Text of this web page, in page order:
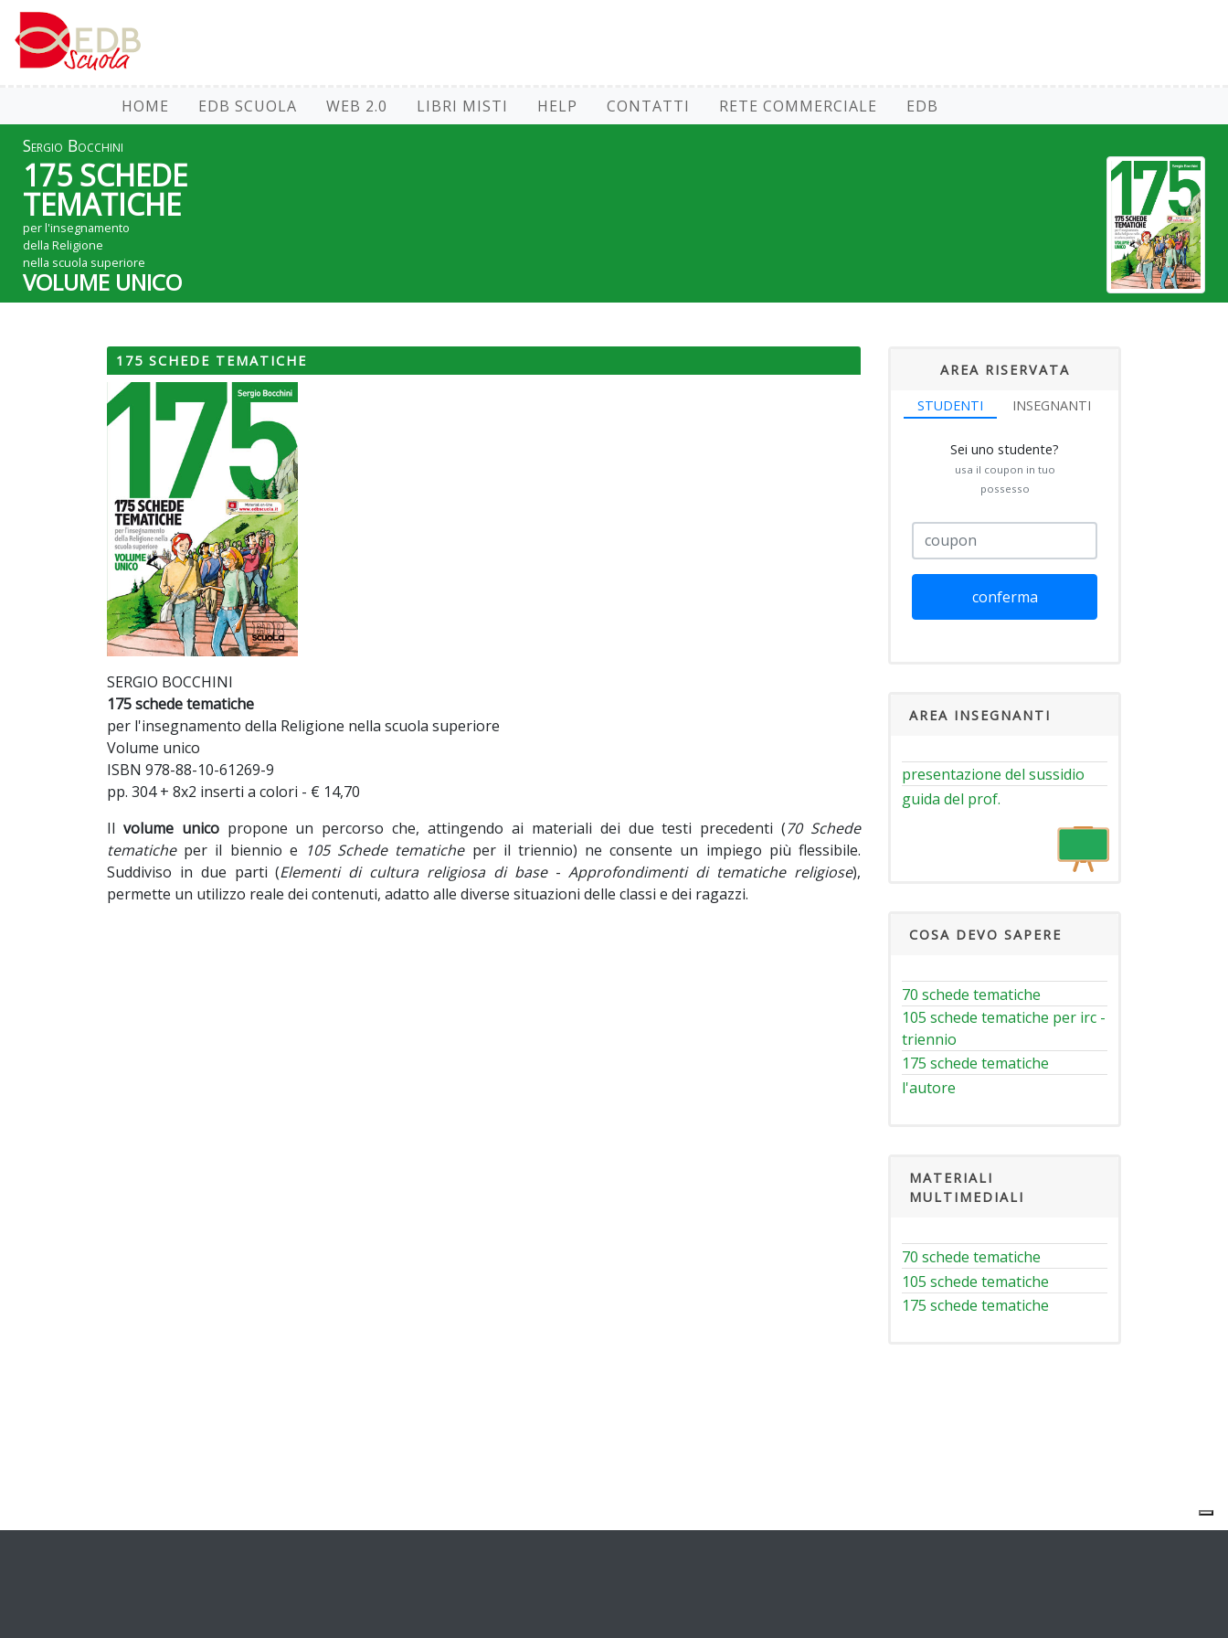
HOME EDB SCUOLA WEB 2.0 LIBRI MISTI HELP CONTATTI RETE COMMERCIALE EDB
Sergio Bocchini
175 SCHEDE
TEMATICHE
per l'insegnamento
della Religione
nella scuola superiore
VOLUME UNICO
175 SCHEDE TEMATICHE
SERGIO BOCCHINI
175 schede tematiche
per l'insegnamento della Religione nella scuola superiore
Volume unico
ISBN 978-88-10-61269-9
pp. 304 + 8x2 inserti a colori - € 14,70
Il volume unicopropone un percorso che, attingendo ai materiali dei due testi precedenti (70 Schede
tematicheper il biennio e 105 Schede tematicheper il triennio) ne consente un impiego più flessibile.
Suddiviso in due parti (Elementi di cultura religiosa di base-Approfondimenti di tematiche religiose),
permette un utilizzo reale dei contenuti, adatto alle diverse situazioni delle classi e dei ragazzi.
AREA RISERVATA
STUDENTI INSEGNANTI
Sei uno studente?
usa il coupon in tuo
possesso
conferma
AREA INSEGNANTI
presentazione del sussidio
guida del prof.
COSA DEVO SAPERE
70 schede tematiche
105 schede tematiche per irc -
triennio
175 schede tematiche
l'autore
MATERIALI
MULTIMEDIALI
70 schede tematiche
105 schede tematiche
175 schede tematiche